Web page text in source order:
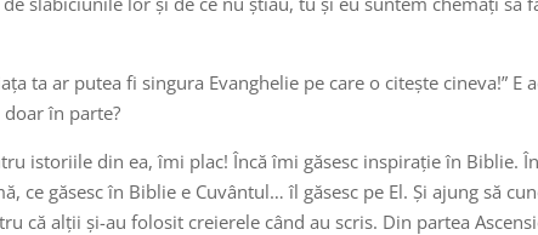
ta ar putea fi singura Evanghelie pe care o citește cineva!” E
doar în parte?
istoriile din ea, îmi plac! Încă îmi găsesc inspirație în Biblie.
ce găsesc în Biblie e Cuvântul… îl găsesc pe El. Și ajung să
că alții și-au folosit creierele când au scris. Din partea